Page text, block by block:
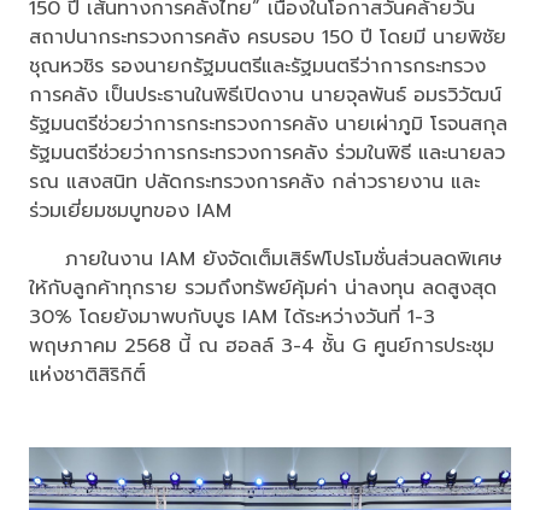
150 ปี เส้นทางการคลังไทย” เนื่องในโอกาสวันคล้ายวัน
สถาปนากระทรวงการคลัง ครบรอบ 150 ปี โดยมี นายพิชัย
ชุณหวชิร รองนายกรัฐมนตรีและรัฐมนตรีว่าการกระทรวง
การคลัง เป็นประธานในพิธีเปิดงาน นายจุลพันธ์ อมรวิวัฒน์
รัฐมนตรีช่วยว่าการกระทรวงการคลัง นายเผ่าภูมิ โรจนสกุล
รัฐมนตรีช่วยว่าการกระทรวงการคลัง ร่วมในพิธี และนายลว
รณ แสงสนิท ปลัดกระทรวงการคลัง กล่าวรายงาน และ
ร่วมเยี่ยมชมบูทของ IAM
ภายในงาน IAM ยังจัดเต็มเสิร์ฟโปรโมชั่นส่วนลดพิเศษ
ให้กับลูกค้าทุกราย รวมถึงทรัพย์คุ้มค่า น่าลงทุน ลดสูงสุด
30% โดยยังมาพบกับบูธ IAM ได้ระหว่างวันที่ 1-3
พฤษภาคม 2568 นี้ ณ ฮอลล์ 3-4 ชั้น G ศูนย์การประชุม
แห่งชาติสิริกิติ์